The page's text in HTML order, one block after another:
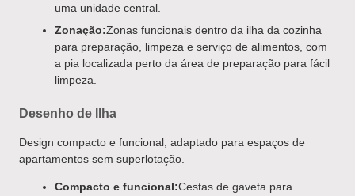
uma unidade central.
Zonação:Zonas funcionais dentro da ilha da cozinha
para preparação, limpeza e serviço de alimentos, com
a pia localizada perto da área de preparação para fácil
limpeza.
Desenho de Ilha
Design compacto e funcional, adaptado para espaços de
apartamentos sem superlotação.
Compacto e funcional:Cestas de gaveta para